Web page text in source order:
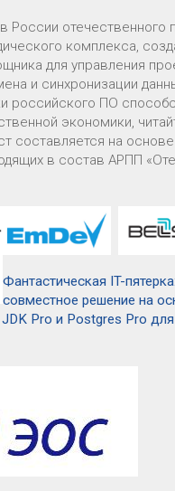
России отечественного
комплекса,
для управления
и синхронизации
российского ПО
экономики,
составляется на
в состав АРПП
Фантастическая IT-
совместное решение на
Pro и Postgres Pro